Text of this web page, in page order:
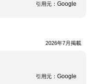
引用元： Google
2026年7月掲載
引用元： Google